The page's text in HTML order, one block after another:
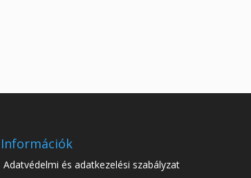
Információk
Adatvédelmi és adatkezelési szabályzat